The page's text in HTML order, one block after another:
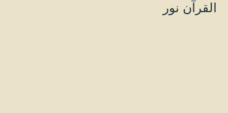
القرآن نور